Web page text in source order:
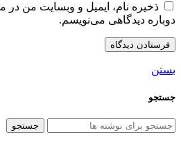
ذخیره نام، ایمیل و وبسایت من در
دوباره دیدگاهی می‌نویسم.
بستن
جستجو
جستجو